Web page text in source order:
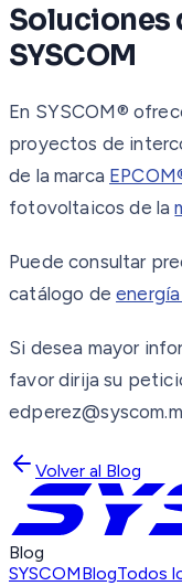
Soluciones
SYSCOM
En SYSCOM®
proyectos de
de la marca
fotovoltaicos de la
Puede consultar
catálogo de
Si desea mayor
favor dirija su
Volver al Blog
Blog
SYSCOMBlogTodos